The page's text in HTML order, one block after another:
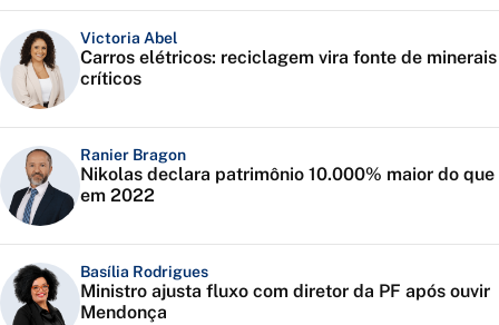
Victoria Abel
Carros elétricos: reciclagem vira fonte de minerais
críticos
Ranier Bragon
Nikolas declara patrimônio 10.000% maior do que
em 2022
Basília Rodrigues
Ministro ajusta fluxo com diretor da PF após ouvir
Mendonça